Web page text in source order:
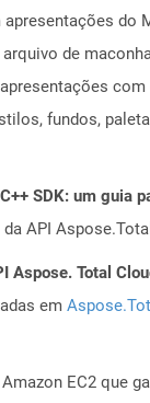
de
fundos,
SDK: um guia
API
Aspose. Total
em
EC2 que